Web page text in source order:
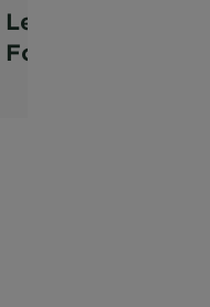
Leite After Sun
Formato